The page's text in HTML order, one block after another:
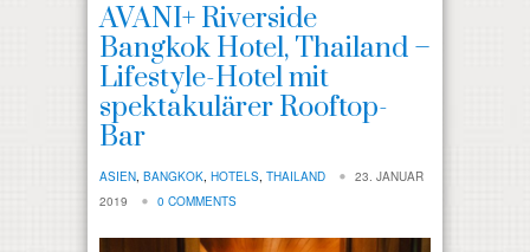
AVANI+ Riverside
Bangkok Hotel, Thailand –
Lifestyle-Hotel mit
spektakulärer Rooftop-
Bar
ASIEN, BANGKOK, HOTELS, THAILAND
23. JANUAR
2019
0 COMMENTS